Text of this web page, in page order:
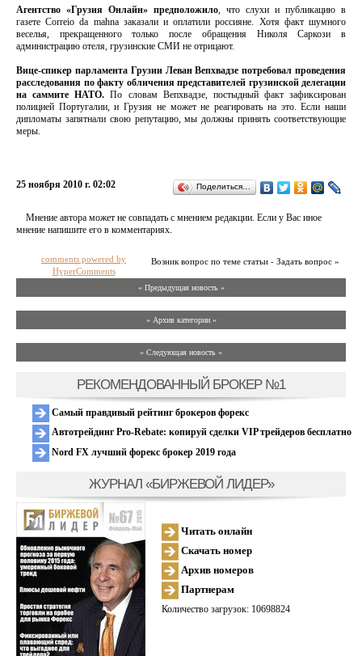
Агентство «Грузия Онлайн» предположило, что слухи и публикацию в
газете Correio da mahna заказали и оплатили россияне. Хотя факт шумного
веселья, прекращенного только после обращения Николя Саркози в
администрацию отеля, грузинские СМИ не отрицают.
Вице-спикер парламента Грузии Леван Вепхвадзе потребовал проведения
расследования по факту обличения представителей грузинской делегации
на саммите НАТО. По словам Вепхвадзе, постыдный факт зафиксирован
полицией Португалии, и Грузия не может не реагировать на это. Если наши
дипломаты запятнали свою репутацию, мы должны принять соответствующие
меры.
25 ноября 2010 г. 02:02 Поделиться…
Мнение автора может не совпадать с мнением редакции. Если у Вас иное
мнение напишите его в комментариях.
Возник вопрос по теме статьи - Задать вопрос »
comments powered by
HyperComments
« Предыдущая новость «
» Архив категории «
» Следующая новость »
РЕКОМЕНДОВАННЫЙ БРОКЕР №1
Самый правдивый рейтинг брокеров форекс
Автотрейдинг Pro-Rebate: копируй сделки VIP трейдеров бесплатно
Nord FX лучший форекс брокер 2019 года
ЖУРНАЛ «БИРЖЕВОЙ ЛИДЕР»
Читать онлайн
Скачать номер
Архив номеров
Партнерам
Количество загрузок: 10698824